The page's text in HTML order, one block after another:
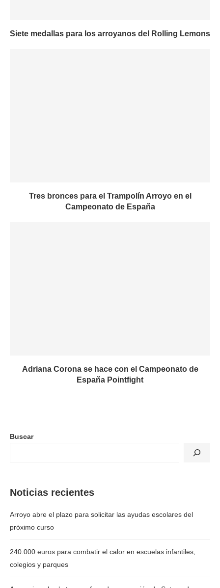
Siete medallas para los arroyanos del Rolling Lemons
Tres bronces para el Trampolín Arroyo en el
Campeonato de España
Adriana Corona se hace con el Campeonato de
España Pointfight
Buscar
Noticias recientes
Arroyo abre el plazo para solicitar las ayudas escolares del
próximo curso
240.000 euros para combatir el calor en escuelas infantiles,
colegios y parques